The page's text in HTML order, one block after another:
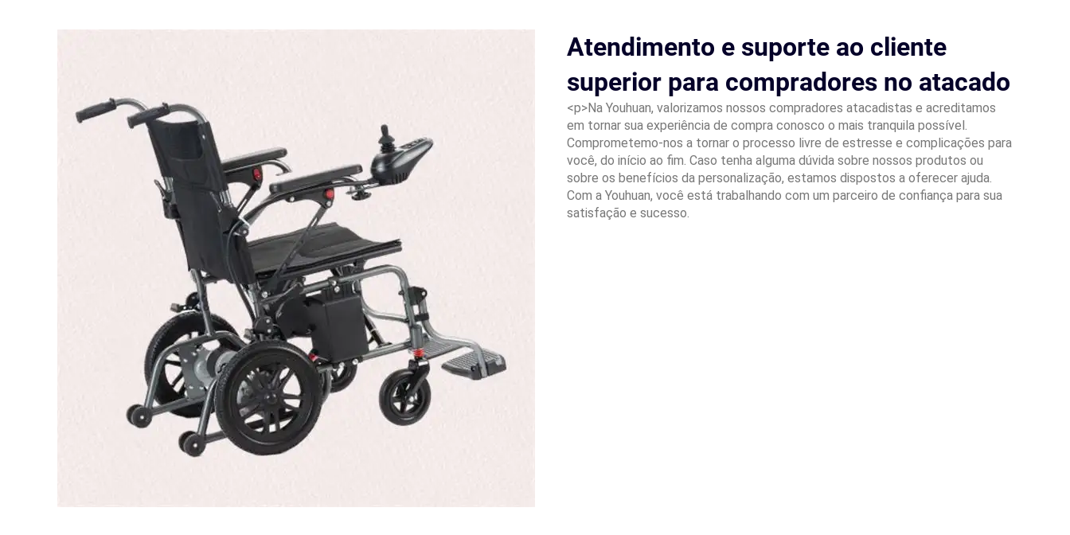
Atendimento e suporte ao cliente
superior para compradores no atacado
<p>Na Youhuan, valorizamos nossos compradores atacadistas e acreditamos
em tornar sua experiência de compra conosco o mais tranquila possível.
Comprometemo-nos a tornar o processo livre de estresse e complicações para
você, do início ao fim. Caso tenha alguma dúvida sobre nossos produtos ou
sobre os benefícios da personalização, estamos dispostos a oferecer ajuda.
Com a Youhuan, você está trabalhando com um parceiro de confiança para sua
satisfação e sucesso.